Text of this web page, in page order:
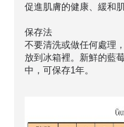
促進肌膚的健康、緩和
保存法
不要清洗或做任何處理
放到冰箱裡。新鮮的藍
中，可保存1年。